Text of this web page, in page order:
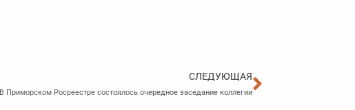
СЛЕДУЮЩАЯ
В Приморском Росреестре состоялось очередное заседание коллегии